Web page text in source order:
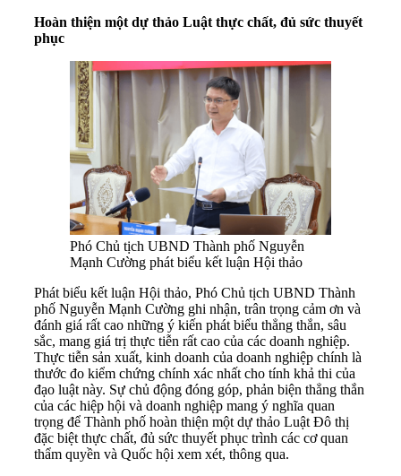
Hoàn thiện một dự thảo Luật thực chất, đủ sức thuyết
phục
Phó Chủ tịch UBND Thành phố Nguyễn
Mạnh Cường phát biểu kết luận Hội thảo
Phát biểu kết luận Hội thảo, Phó Chủ tịch UBND Thành
phố Nguyễn Mạnh Cường ghi nhận, trân trọng cảm ơn và
đánh giá rất cao những ý kiến phát biểu thẳng thắn, sâu
sắc, mang giá trị thực tiễn rất cao của các doanh nghiệp.
Thực tiễn sản xuất, kinh doanh của doanh nghiệp chính là
thước đo kiểm chứng chính xác nhất cho tính khả thi của
đạo luật này. Sự chủ động đóng góp, phản biện thẳng thắn
của các hiệp hội và doanh nghiệp mang ý nghĩa quan
trọng để Thành phố hoàn thiện một dự thảo Luật Đô thị
đặc biệt thực chất, đủ sức thuyết phục trình các cơ quan
thẩm quyền và Quốc hội xem xét, thông qua.